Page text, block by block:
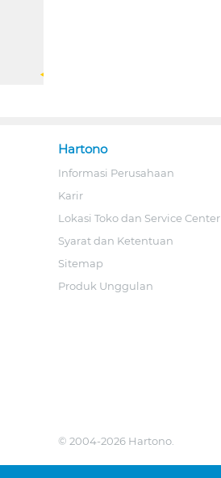
Hartono
Informasi Perusahaan
Karir
Lokasi Toko dan Service Center
Syarat dan Ketentuan
Sitemap
Produk Unggulan
© 2004-2026 Hartono.